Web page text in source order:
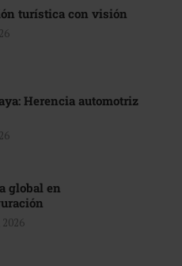
turística con visión
Herencia automotriz
global en